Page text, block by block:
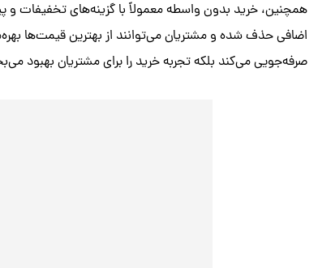
همچنین، خرید بدون واسطه معمولاً با گزینه‌های تخفیفات و
اضافی حذف شده و مشتریان می‌توانند از بهترین قیمت‌ها
صرفه‌جویی می‌کند بلکه تجربه خرید را برای مشتریان بهبود